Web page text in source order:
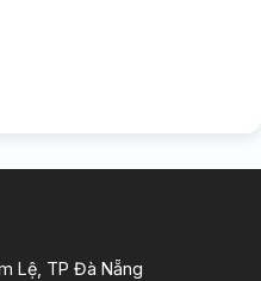
Lệ, TP Đà Nẵng